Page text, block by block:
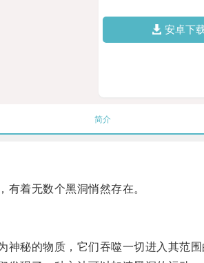
安卓下
简介
着无数个黑洞悄然存在。
秘的物质，它们吞噬一切进入其范围